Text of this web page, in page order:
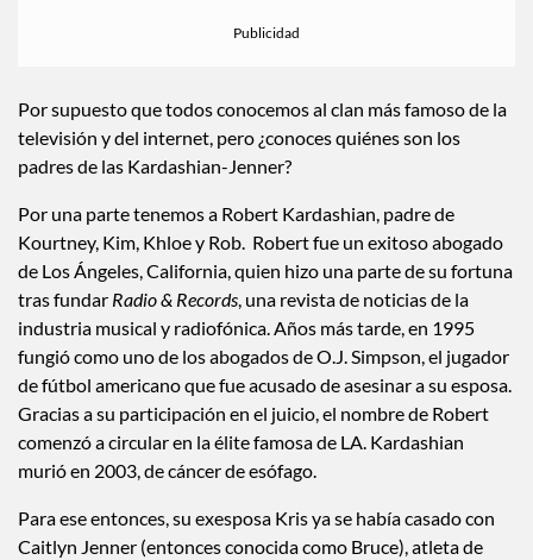
Por supuesto que todos conocemos al clan más famoso de la
televisión y del internet, pero ¿conoces quiénes son los
padres de las Kardashian-Jenner?
Por una parte tenemos a Robert Kardashian, padre de
Kourtney, Kim, Khloe y Rob. Robert fue un exitoso abogado
de Los Ángeles, California, quien hizo una parte de su fortuna
tras fundar Radio & Records, una revista de noticias de la
industria musical y radiofónica. Años más tarde, en 1995
fungió como uno de los abogados de O.J. Simpson, el jugador
de fútbol americano que fue acusado de asesinar a su esposa.
Gracias a su participación en el juicio, el nombre de Robert
comenzó a circular en la élite famosa de LA. Kardashian
murió en 2003, de cáncer de esófago.
Para ese entonces, su exesposa Kris ya se había casado con
Caitlyn Jenner (entonces conocida como Bruce), atleta de